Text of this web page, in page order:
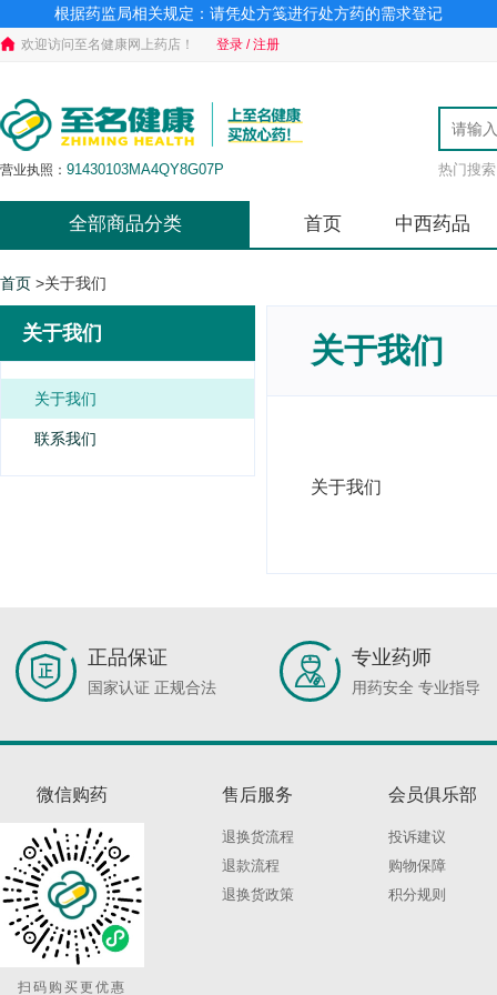
根据药监局相关规定：请凭处方笺进行处方药的需求登记
欢迎访问至名健康网上药店！ 登录 / 注册
热门搜
营业执照： 91430103MA4QY8G07P
药品经营许可证：湘BA7310602
医疗器械许可证： 湘长市场监械经营许号20200220
互联网药品信息服务资格证：
首页 中西药品
全部商品分类
首页 >关于我们
关于我们
关于我们
联系我们
关于我们
关于我们
正品保证
国家认证 正规合法
专业药师
用药安全 专业指导
微信购药
扫码购买更优惠
售后服务
退换货流程
退款流程
退换货政策
会员俱乐部
投诉建议
购物保障
积分规则